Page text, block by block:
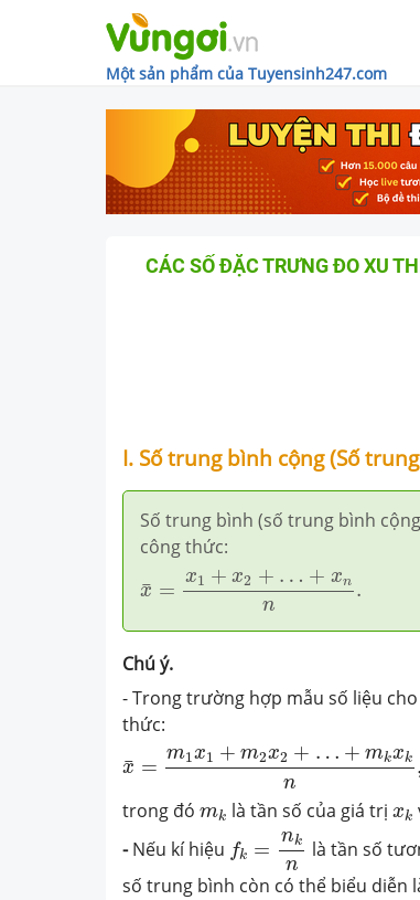
Một sản phẩm của Tuyensinh247.com
CÁC SỐ ĐẶC TRƯNG ĐO XU
I. Số trung bình cộng (Số
Số trung bình (số trung bình
công thức:
¯
x =
x1 + x2 + … + xn
n
.
1+ x +… +
Chú ý.
- Trong trường hợp mẫu số liệu
thức:
¯
x =
m1x1 + m2x2 + … + mkxk
n
,
m1x1 +m2x2+ …+ kxkn,
trong đó mk
mk là tần số của giá trị xk
xk
-Nếu kí hiệu fk =
nk
n
kn
là tần số
số trung bình còn có thể biểu diễn